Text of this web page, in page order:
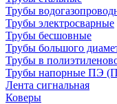
Трубы
Трубы электросварные
Трубы бесшовные
Трубы большого
Трубы в
Трубы напорные ПЭ
Лента сигнальная
Коверы